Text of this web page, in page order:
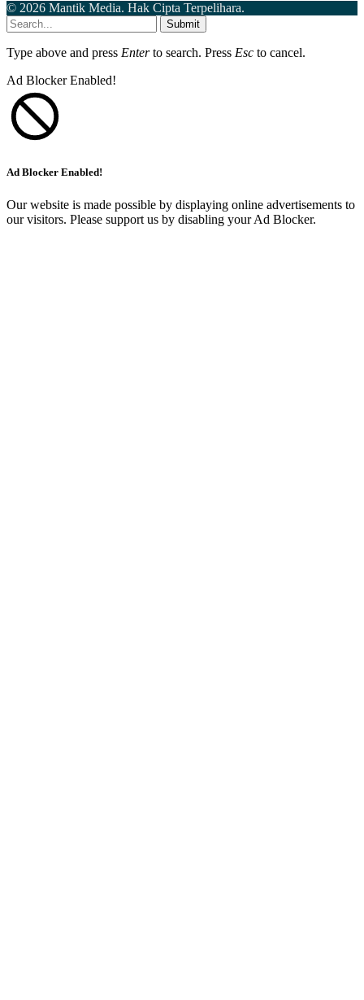
© 2026 Mantik Media. Hak Cipta Terpelihara.
Submit
Type above and press Enterto search. Press Esc to cancel.
Ad Blocker Enabled!
Ad Blocker Enabled!
Our website is made possible by displaying online advertisements to
our visitors. Please support us by disabling your Ad Blocker.